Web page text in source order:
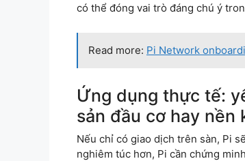
có thể đóng vai trò đáng chú ý
Read more: Pi Network
Ứng dụng thực tế:
sản đầu cơ hay nền
Nếu chỉ có giao dịch trên sàn, Pi
nghiêm túc hơn, Pi cần chứng